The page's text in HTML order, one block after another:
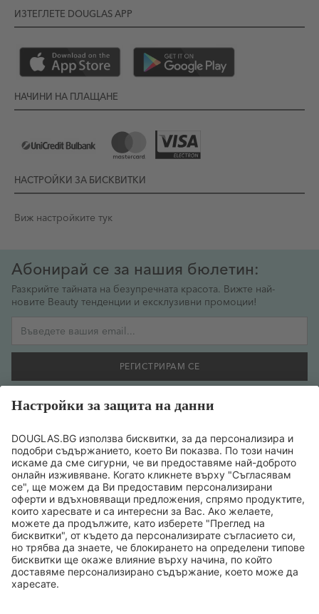
ИЗТЕГЛЕТЕ DOUGLAS APP
НАЧИНИ НА ПЛАЩАНЕ
НАСТРОЙКИ ЗА БИСКВИТКИ
Виж настройките тук
Абонирай се за нашия бюлетин:
Разкрийте тайната на безупречната красота. Вижте най-
новите Beauty тенденции и ексклузивни промоции!
РЕГИСТРИРАМ СЕ
предоставената от мен информация да се обработва
ТОП БРАНДОВЕ
ТОП ПРОДУКТИ
ТОП КАТЕГОРИИ